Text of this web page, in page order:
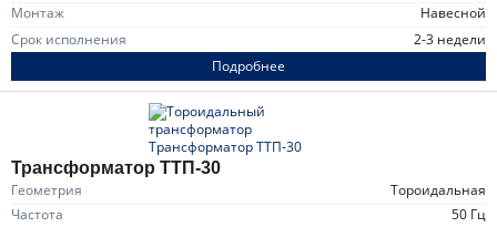
Монтаж
навесной
Срок исполнения
2-3 недели
Подробнее
Трансформатор ТТП-30
Геометрия
тороидальная
Частота
50 Гц